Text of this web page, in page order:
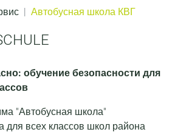
Автобусная школа КВГ
обучение безопасности для
"Автобусная школа"
для всех классов школ района